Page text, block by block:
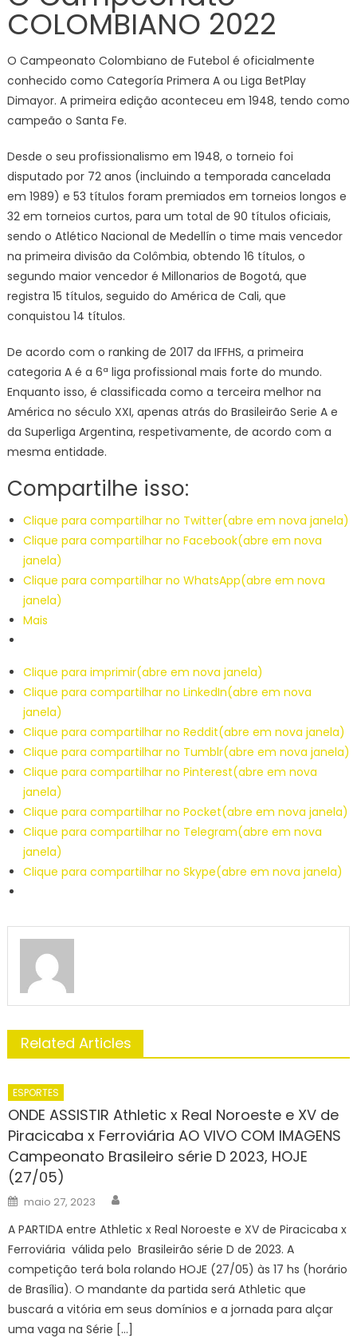
COLOMBIANO 2022
O Campeonato Colombiano de Futebol é oficialmente
conhecido como Categoría Primera A ou Liga BetPlay
Dimayor. A primeira edição aconteceu em 1948, tendo como
campeão o Santa Fe.
Desde o seu profissionalismo em 1948, o torneio foi
disputado por 72 anos (incluindo a temporada cancelada
em 1989) e 53 títulos foram premiados em torneios longos e
32 em torneios curtos, para um total de 90 títulos oficiais,
sendo o Atlético Nacional de Medellín o time mais vencedor
na primeira divisão da Colômbia, obtendo 16 títulos, o
segundo maior vencedor é Millonarios de Bogotá, que
registra 15 títulos, seguido do América de Cali, que
conquistou 14 títulos.
De acordo com o ranking de 2017 da IFFHS, a primeira
categoria A é a 6ª liga profissional mais forte do mundo.
Enquanto isso, é classificada como a terceira melhor na
América no século XXI, apenas atrás do Brasileirão Serie A e
da Superliga Argentina, respetivamente, de acordo com a
mesma entidade.
Compartilhe isso:
Clique para compartilhar no Twitter(abre em nova janela)
Clique para compartilhar no Facebook(abre em nova
janela)
Clique para compartilhar no WhatsApp(abre em nova
janela)
Mais
Clique para imprimir(abre em nova janela)
Clique para compartilhar no LinkedIn(abre em nova
janela)
Clique para compartilhar no Reddit(abre em nova janela)
Clique para compartilhar no Tumblr(abre em nova janela)
Clique para compartilhar no Pinterest(abre em nova
janela)
Clique para compartilhar no Pocket(abre em nova janela)
Clique para compartilhar no Telegram(abre em nova
janela)
Clique para compartilhar no Skype(abre em nova janela)
Related Articles
ESPORTES
ONDE ASSISTIR Athletic x Real Noroeste e XV de
Piracicaba x Ferroviária AO VIVO COM IMAGENS
Campeonato Brasileiro série D 2023, HOJE
(27/05)
Posted
on
maio 27, 2023
A PARTIDA entre Athletic x Real Noroeste e XV de Piracicaba x
Ferroviária válida pelo Brasileirão série D de 2023. A
competição terá bola rolando HOJE (27/05) às 17 hs (horário
de Brasília). O mandante da partida será Athletic que
buscará a vitória em seus domínios e a jornada para alçar
uma vaga na Série […]